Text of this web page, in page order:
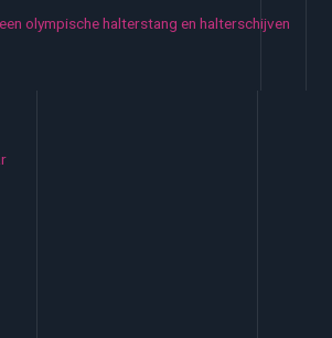
olympische halterstang en halterschijven